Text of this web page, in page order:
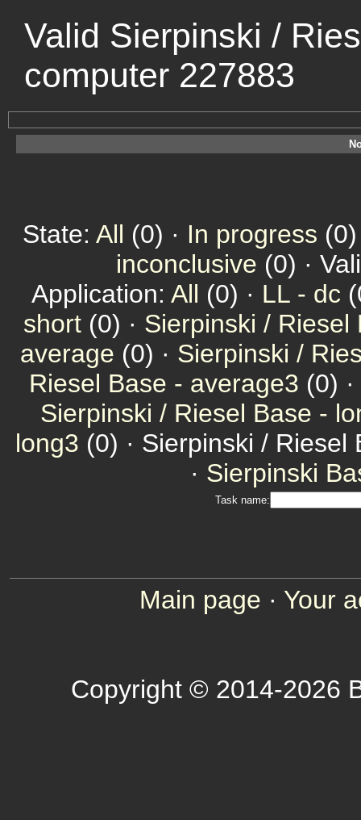
Valid Sierpinski /
computer 227883
State: All (0) · In progress
inconclusive (0) ·
Application: All (0) · LL - dc
short (0) · Sierpinski / Riesel
average (0) · Sierpinski /
Riesel Base - average3 (0) ·
Sierpinski / Riesel Base -
long3 (0) · Sierpinski /
· Sierpinski
Task name:
Main page · Your
Copyright © 2014-2026